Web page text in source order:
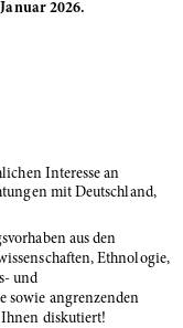
2026.
Interesse an
mit Deutschland,
aus den
Ethnologie,
und
sowie angrenzenden
diskutiert!